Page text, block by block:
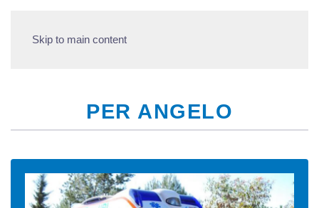
Skip to main content
PER ANGELO